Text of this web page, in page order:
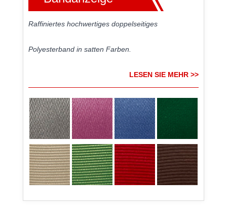
Raffiniertes hochwertiges doppelseitiges
Polyesterband in satten Farben.
LESEN SIE MEHR >>